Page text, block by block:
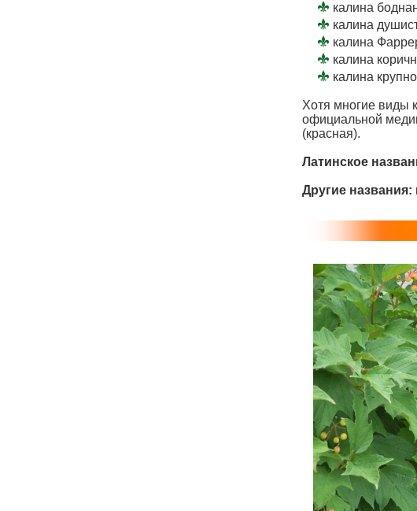
калина
калина
калина
калина
калина
Хотя многие виды
официальной
(красная).
Латинское
Другие названия: